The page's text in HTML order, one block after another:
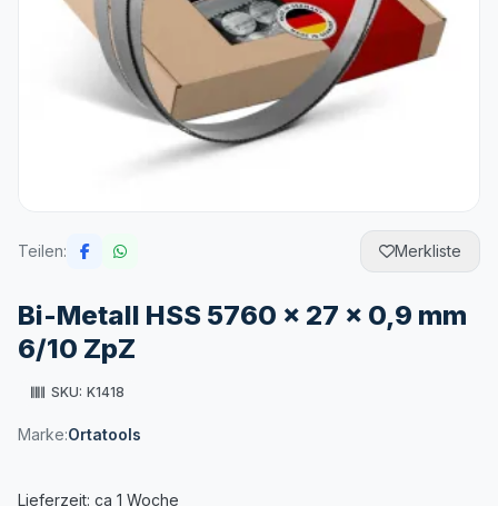
Teilen: Merkliste
Bi-Metall HSS 5760 x 27 x 0,9 mm
6/10 ZpZ
SKU: K1418
Marke:Ortatools